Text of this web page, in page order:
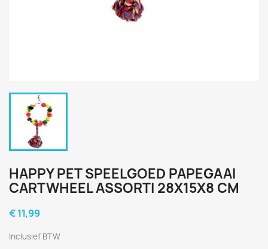
HAPPY PET SPEELGOED PAPEGAAI
CARTWHEEL ASSORTI 28X15X8 CM
€ 11,99
Inclusief BTW